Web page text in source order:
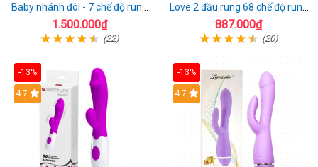
Baby nhánh đôi - 7 chế độ rung
sạc điện
1.500.000₫
(22)
Love 2 đầu rung 68 chế độ rung
sạc pin thỏa mãn
887.000₫
(20)
-13%
4.7
-13%
4.7